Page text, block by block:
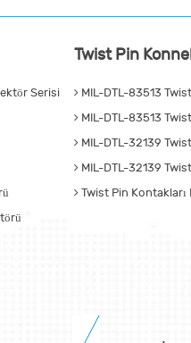
Serisi
Twist Pin
MIL-DTL-83513
MIL-DTL-83513
MIL-DTL-32139
MIL-DTL-32139
Twist Pin Kontakları